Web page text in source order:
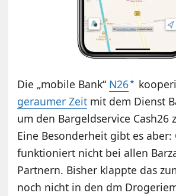
Die „mobile Bank“ N26
geraumer Zeit mit dem Dienst
um den Bargeldservice Cash26
Eine Besonderheit gibt es aber:
funktioniert nicht bei allen
Partnern. Bisher klappte das
noch nicht in den dm